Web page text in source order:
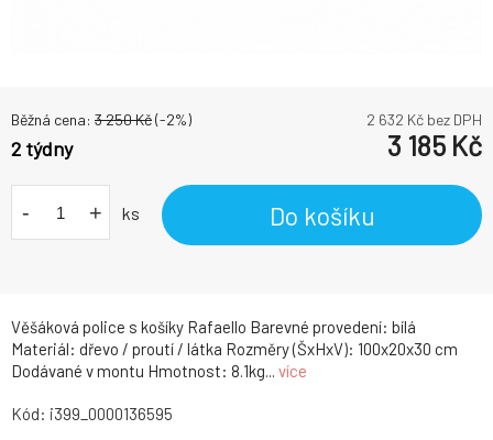
Věšáková police s košíky Rafaello Barevné provedení: bílá
Materiál: dřevo / proutí / látka Rozměry (ŠxHxV): 100x20x30 cm
Dodávané v montu Hmotnost: 8.1kg... více
Běžná cena: 3 250Kč(-2%) 2 632 Kč bez DPH
2 týdny 3 185 Kč
- + ks Do košíku
Kód: i399_0000136595